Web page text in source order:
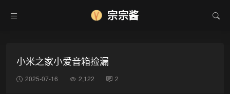
宗宗酱
小米之家小爱音箱捡漏
2025-07-16 2,122 2